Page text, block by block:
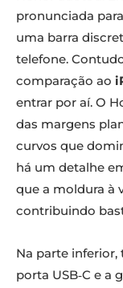
pronunciada
uma barra
telefone.
comparação ao
entrar por aí. O
das margens
curvos que
há um detalhe
que a moldura à
contribuindo
Na parte
porta USB‑C e a